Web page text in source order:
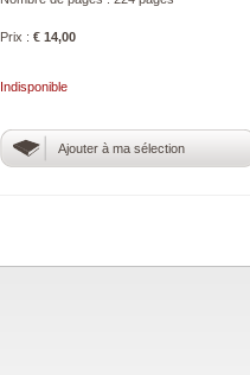
Prix : € 14,00
Indisponible
Ajouter à ma sélection